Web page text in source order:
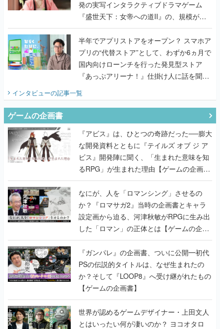
発の実写インタラクティブドラマゲーム
『盛世天下：女帝への道II』の、規模が違
うこだわりをプロデューサーに聞いた
半年でアプリストアをオープン？ スマホア
プリの“代替ストア”として、わずか6ヵ月で
国内向けローンチを行った発見型ストア
『あっぷアリーナ！』仕掛け人に話を聞い
インタビューの記事一覧
ゲームの企画書
『アビス』は、ひとつの奇跡だった──膨大
な開発資料とともに『テイルズ オブ ジ ア
ビス』開発陣に聞く、「生まれた意味を知
るRPG」が生まれた理由【ゲームの企画
書】
なにが、人を「ロマンシング」させるの
か？『ロマサガ2』当時の企画書とキャラ
設定画から迫る、河津秋敏がRPGに生み出
した「ロマン」の正体とは【ゲームの企画
書】
『ガンパレ』の企画書、ついに公開━初代
PSの伝説的タイトルは、なぜ生まれたの
か？そして『LOOP8』へ受け継がれたもの
【ゲームの企画書】
世界が認めるゲームデザイナー・上田文人
とはいったい何が凄いのか？ ヨコオタロ